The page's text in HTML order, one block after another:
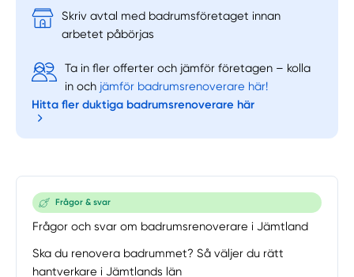
Skriv avtal med badrumsföretaget innan
arbetet påbörjas
Ta in fler offerter och jämför företagen – kolla
in och jämför badrumsrenoverare här!
Hitta fler duktiga badrumsrenoverare här
Frågor & svar
Frågor och svar om badrumsrenoverare i Jämtland
Ska du renovera badrummet? Så väljer du rätt
hantverkare i Jämtlands län